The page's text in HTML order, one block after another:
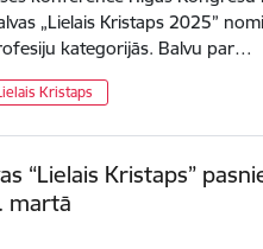
„Lielais Kristaps 2025”
kategorijās. Balvu par…
Kristaps
“Lielais Kristaps”
martā